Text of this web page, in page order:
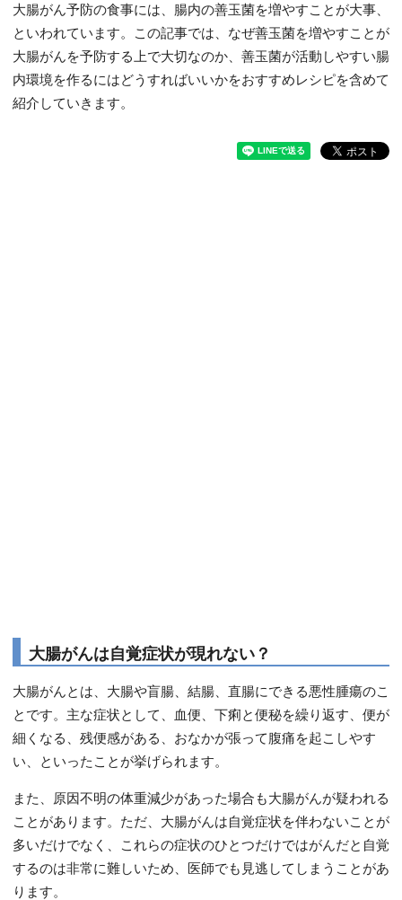
大腸がん予防の食事には、腸内の善玉菌を増やすことが大事、
といわれています。この記事では、なぜ善玉菌を増やすことが
大腸がんを予防する上で大切なのか、善玉菌が活動しやすい腸
内環境を作るにはどうすればいいかをおすすめレシピを含めて
紹介していきます。
大腸がんは自覚症状が現れない？
大腸がんとは、大腸や盲腸、結腸、直腸にできる悪性腫瘍のこ
とです。主な症状として、血便、下痢と便秘を繰り返す、便が
細くなる、残便感がある、おなかが張って腹痛を起こしやす
い、といったことが挙げられます。
また、原因不明の体重減少があった場合も大腸がんが疑われる
ことがあります。ただ、大腸がんは自覚症状を伴わないことが
多いだけでなく、これらの症状のひとつだけではがんだと自覚
するのは非常に難しいため、医師でも見逃してしまうことがあ
ります。